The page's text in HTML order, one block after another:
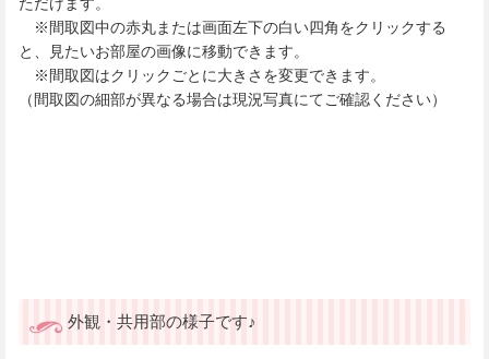
※間取図中の赤丸または画面左下の白い四角をクリックする
と、見たいお部屋の画像に移動できます。
※間取図はクリックごとに大きさを変更できます。
（間取図の細部が異なる場合は現況写真にてご確認ください）
外観・共用部の様子です♪